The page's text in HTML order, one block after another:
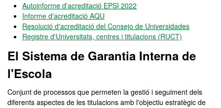
Autoinforme d'acreditació EPSI 2022
Informe d'acreditació AQU
Resolució d'acreditació del Consejo de Universidades
Registre d'Universitats, centres i titulacions (RUCT)
El Sistema de Garantia Interna de
l'Escola
Conjunt de processos que permeten la gestió i seguiment dels
diferents aspectes de les titulacions amb l'objectiu estratègic de